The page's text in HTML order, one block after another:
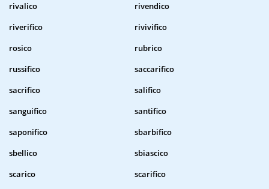
rivalico
rivendico
riverifico
rivivifico
rosico
rubrico
russifico
saccarifico
sacrifico
salifico
sanguifico
santifico
saponifico
sbarbifico
sbellico
sbiascico
scarico
scarifico